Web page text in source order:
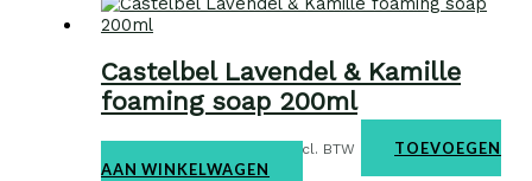
Castelbel Lavendel & Kamille
foaming soap 200ml
incl. BTW
TOEVOEGEN
AAN WINKELWAGEN